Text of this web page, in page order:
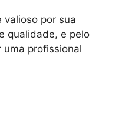
valioso por sua
qualidade, e pelo
profissional